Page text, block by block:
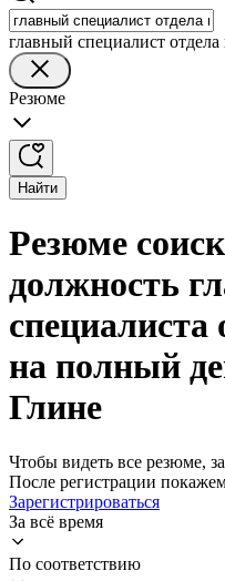
главный специалист
Резюме
Найти
Резюме
должность
специалиста
на полный
Глине
Чтобы видеть все резюме,
После регистрации
Зарегистрироваться
За всё время
По соответствию